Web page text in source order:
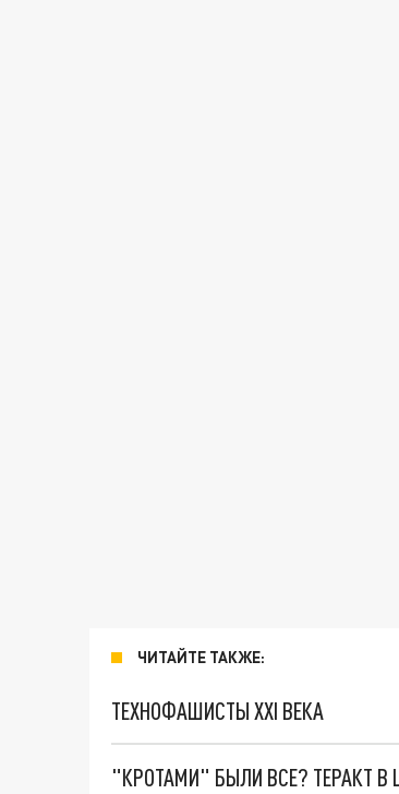
ЧИТАЙТЕ ТАКЖЕ:
ТЕХНОФАШИСТЫ XXI ВЕКА
"КРОТАМИ" БЫЛИ ВСЕ? ТЕРАКТ